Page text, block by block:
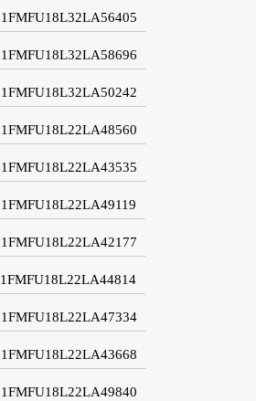
1FMFU18L32LA56405
1FMFU18L32LA58696
1FMFU18L32LA50242
1FMFU18L22LA48560
1FMFU18L22LA43535
1FMFU18L22LA49119
1FMFU18L22LA42177
1FMFU18L22LA44814
1FMFU18L22LA47334
1FMFU18L22LA43668
1FMFU18L22LA49840